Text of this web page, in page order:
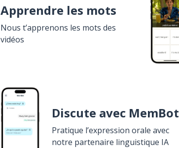
Apprendre les mots
Nous t’apprenons les mots des
vidéos
Discute avec MemBot
Pratique l’expression orale avec
notre partenaire linguistique IA